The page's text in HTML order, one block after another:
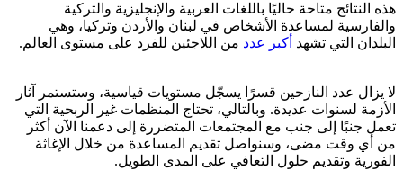
هذه النتائج متاحة حاليًا باللغات العربية والإنجليزية والتركية
والفارسية لمساعدة الأشخاص في لبنان والأردن وتركيا، وهي
البلدان التي تشهد أكبر عدد من اللاجئين للفرد على مستوى العالم.
لا يزال عدد النازحين قسرًا يسجّل مستويات قياسية، وستستمر آثار
الأزمة لسنوات عديدة. وبالتالي، تحتاج المنظمات غير الربحية التي
تعمل جنبًا إلى جنب مع المجتمعات المتضررة إلى دعمنا الآن أكثر
من أي وقت مضى، وسنواصل تقديم المساعدة من خلال الإغاثة
الفورية وتقديم حلول التعافي على المدى الطويل.